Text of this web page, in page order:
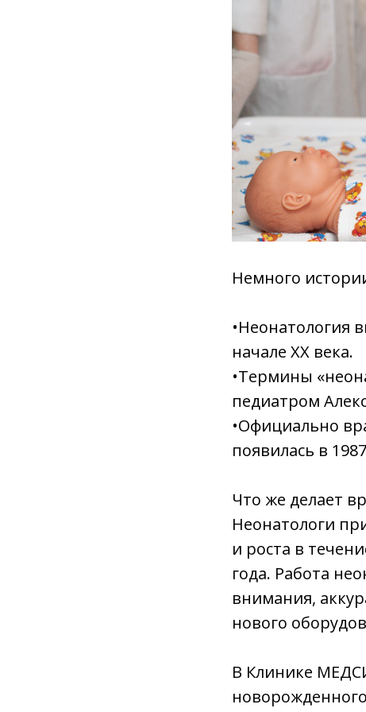
Немного
•Неонатология
начале XX века.
•Термины
педиатром
•Официально
появилась в
Что же делает
Неонатологи
и роста в
года. Работа
внимания,
нового
В Клинике